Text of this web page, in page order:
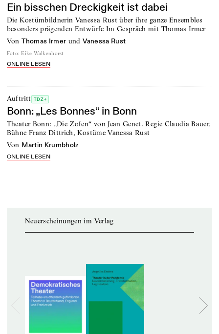
Ein bisschen Dreckigkeit ist dabei
Die Kostümbildnerin Vanessa Rust über ihre ganze Ensembles
besonders prägenden Entwürfe Im Gespräch mit Thomas Irmer
von Thomas Irmer und Vanessa Rust
Foto: Eike Walkenhorst
ONLINE LESEN
Auftritt TDZ+
Bonn: „Les Bonnes“ in Bonn
Theater Bonn: „Die Zofen“ von Jean Genet. Regie Claudia Bauer,
Bühne Franz Dittrich, Kostüme Vanessa Rust
von Martin Krumbholz
ONLINE LESEN
Neuerscheinungen im Verlag